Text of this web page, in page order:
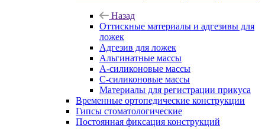
Назад
Оттискные материалы и адгезивы для
ложек
Адгезив для ложек
Альгинатные массы
А-силиконовые массы
С-силиконовые массы
Материалы для регистрации прикуса
Временные ортопедические конструкции
Гипсы стоматологические
Постоянная фиксация конструкций